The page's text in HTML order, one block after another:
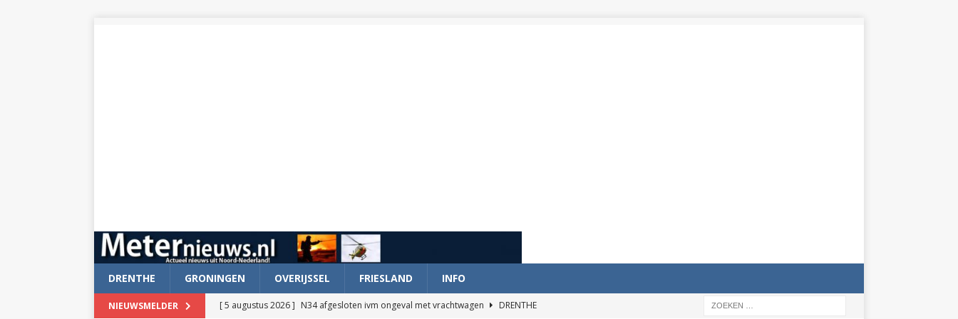
DRENTHE GRONINGEN OVERIJSSEL FRIESLAND INFO
NIEUWSMELDER [ 5 augustus 2026 ] N34 afgesloten ivm ongeval met vrachtwagen
DRENTHE